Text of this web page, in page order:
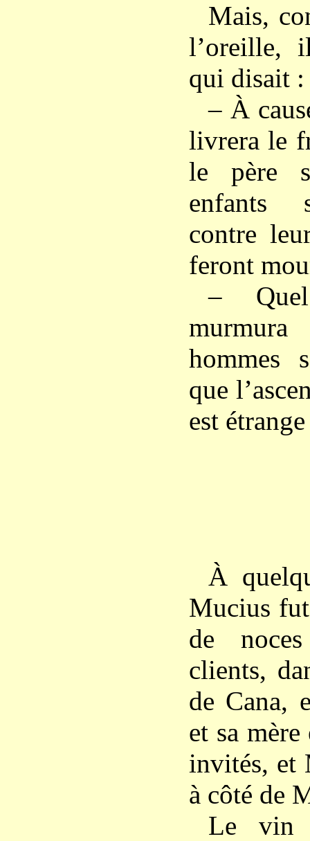
Mais,
l’oreille,
qui disait :
– À
livrera le
le père
enfants
contre
feront
–
hommes
que
est
À
Mucius
de
clients,
de Cana,
et sa
invités, et
à côté de
Le vin